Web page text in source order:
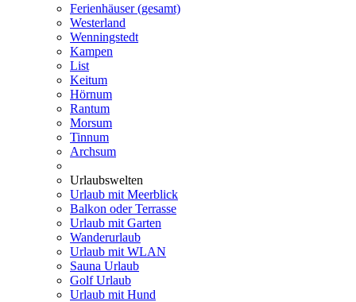
Ferienhäuser (gesamt)
Westerland
Wenningstedt
Kampen
List
Keitum
Hörnum
Rantum
Morsum
Tinnum
Archsum
Urlaubswelten
Urlaub mit Meerblick
Balkon oder Terrasse
Urlaub mit Garten
Wanderurlaub
Urlaub mit WLAN
Sauna Urlaub
Golf Urlaub
Urlaub mit Hund